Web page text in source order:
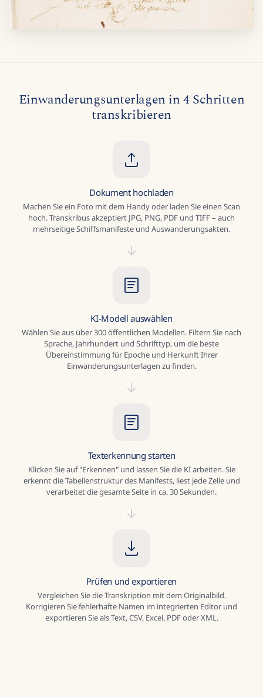
Einwanderungsunterlagen in 4 Schritten
transkribieren
Dokument hochladen
Machen Sie ein Foto mit dem Handy oder laden Sie einen Scan
hoch. Transkribus akzeptiert JPG, PNG, PDF und TIFF – auch
mehrseitige Schiffsmanifeste und Auswanderungsakten.
KI-Modell auswählen
Wählen Sie aus über 300 öffentlichen Modellen. Filtern Sie nach
Sprache, Jahrhundert und Schrifttyp, um die beste
Übereinstimmung für Epoche und Herkunft Ihrer
Einwanderungsunterlagen zu finden.
Texterkennung starten
Klicken Sie auf "Erkennen" und lassen Sie die KI arbeiten. Sie
erkennt die Tabellenstruktur des Manifests, liest jede Zelle und
verarbeitet die gesamte Seite in ca. 30 Sekunden.
Prüfen und exportieren
Vergleichen Sie die Transkription mit dem Originalbild.
Korrigieren Sie fehlerhafte Namen im integrierten Editor und
exportieren Sie als Text, CSV, Excel, PDF oder XML.